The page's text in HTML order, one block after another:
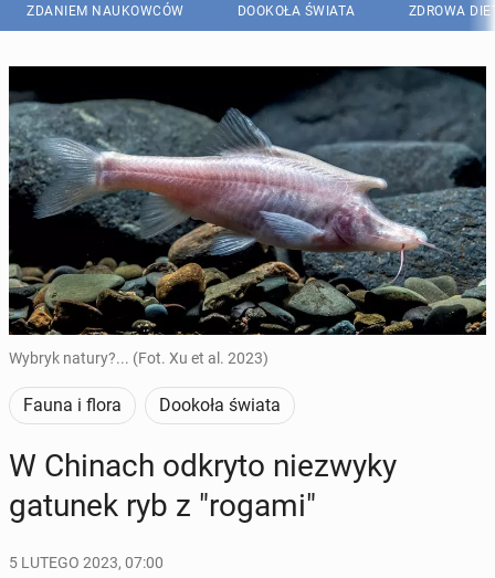
ZDANIEM NAUKOWCÓW DOOKOŁA ŚWIATA ZDROWA
Wybryk natury?... (Fot. Xu et al. 2023)
Fauna i flora Dookoła świata
W Chinach odkryto nie­zwy­ky
gatunek ryb z "rogami"
5 LUTEGO 2023, 07:00